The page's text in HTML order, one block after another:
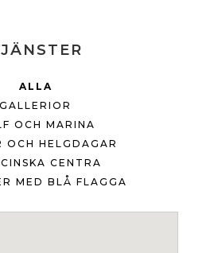
ALLA
GALLERIOR
OCH MARINA
OCH HELGDAGAR
CENTRA
MED BLÅ FLAGGA